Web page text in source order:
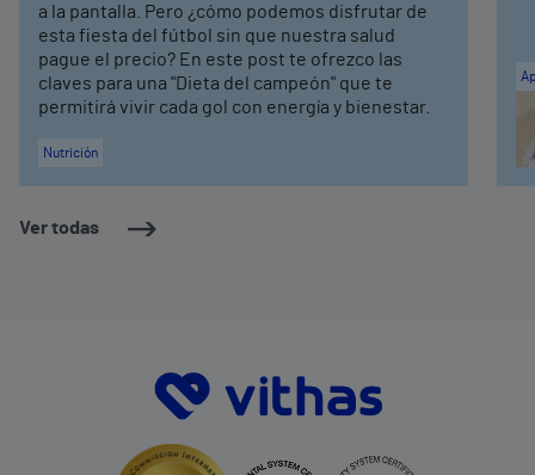
Ver todas
a la pantalla. Pero ¿cómo podemos disfrutar de
esta fiesta del fútbol sin que nuestra salud
pague el precio? En este post te ofrezco las
claves para una "Dieta del campeón" que te
permitirá vivir cada gol con energía y bienestar.
Nutrición